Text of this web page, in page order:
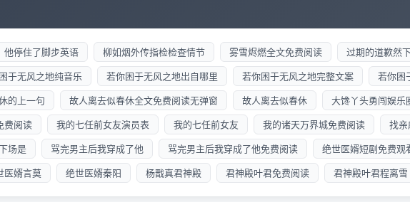
他停住了脚步英语 柳如烟外传指检检查情节 雾雪烬燃全文免费阅读 过期的道歉然
于无风之地纯音乐 若你困于无风之地出自哪里 若你困于无风之地完整文案 若你困
的上一句 故人离去似春休全文免费阅读无弹窗 故人离去似春休 大馋丫头勇闯娱乐
费阅读 我的七任前女友演员表 我的七任前女友 我的诸天万界城免费阅读 找
场是 骂完男主后我穿成了他 骂完男主后我穿成了他免费阅读 绝世医婿短剧免费观
医婿言莫 绝世医婿秦阳 杨戬真君神殿 君神殿叶君免费阅读 君神殿叶君程离雪